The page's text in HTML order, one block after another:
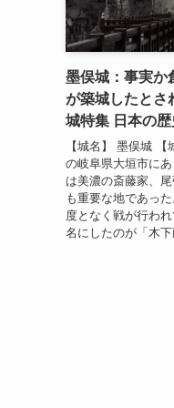
墨俣城：事実か
が築城したとさ
城特集 日本の歴
【城名】 墨俣城
の岐阜県大垣市に
は美濃の斎藤家、
も重要な地であっ
度となく戦が行わ
名にしたのが「木